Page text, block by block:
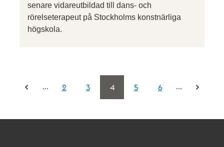
senare vidareutbildad till dans- och
rörelseterapeut på Stockholms konstnärliga
högskola.
... 2 3 4 5 6 ...